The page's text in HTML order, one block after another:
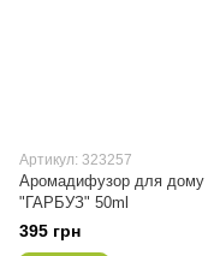
Артикул: 323257
Аромадифузор для дому
"ГАРБУЗ" 50ml
395 грн